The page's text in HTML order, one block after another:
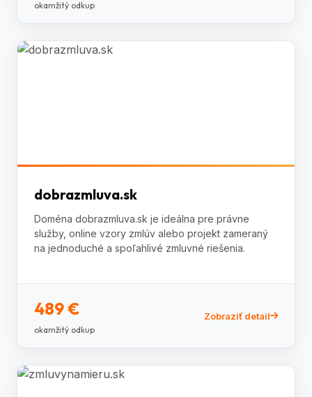
okamžitý odkup
dobrazmluva.sk
Doména dobrazmluva.sk je ideálna pre právne
služby, online vzory zmlúv alebo projekt zameraný
na jednoduché a spoľahlivé zmluvné riešenia.
489 €
okamžitý odkup
Zobraziť detail